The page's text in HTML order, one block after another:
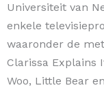
Universiteit van
enkele
waaronder de
Clarissa Explains
Woo, Little Bear